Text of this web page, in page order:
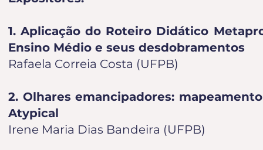
1. Aplicação do Roteiro Didático
Ensino Médio e seus desdobramentos
Rafaela Correia Costa (UFPB)
2. Olhares emancipadores:
Atypical
Irene Maria Dias Bandeira (UFPB)